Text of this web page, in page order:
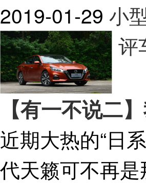
2019-01-29 小
评
【有一不说二
近期大热的“日
代天籁可不再